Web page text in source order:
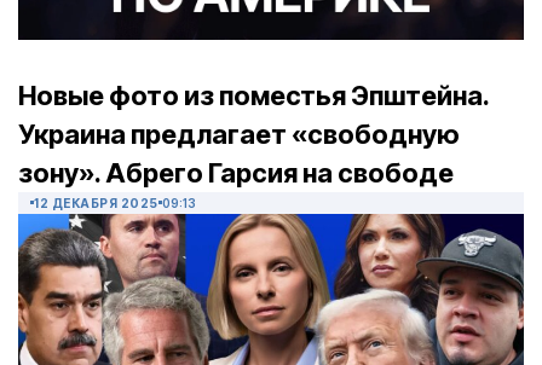
Новые фото из поместья Эпштейна.
Украина предлагает «свободную
зону». Абрего Гарсия на свободе
12 ДЕКАБРЯ 2025 09:13